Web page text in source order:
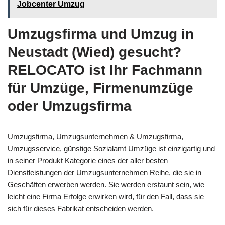
Jobcenter Umzug
Umzugsfirma und Umzug in
Neustadt (Wied) gesucht?
RELOCATO ist Ihr Fachmann
für Umzüge, Firmenumzüge
oder Umzugsfirma
Umzugsfirma, Umzugsunternehmen & Umzugsfirma,
Umzugsservice, günstige Sozialamt Umzüge ist einzigartig und
in seiner Produkt Kategorie eines der aller besten
Dienstleistungen der Umzugsunternehmen Reihe, die sie in
Geschäften erwerben werden. Sie werden erstaunt sein, wie
leicht eine Firma Erfolge erwirken wird, für den Fall, dass sie
sich für dieses Fabrikat entscheiden werden.